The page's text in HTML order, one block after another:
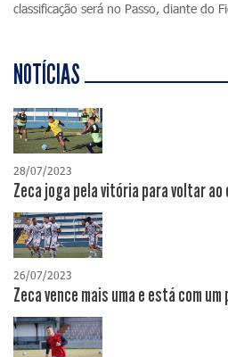
classificação será no Passo, diante do
NOTÍCIAS
28/07/2023
Zeca joga pela vitória para voltar ao
26/07/2023
Zeca vence mais uma e está com um